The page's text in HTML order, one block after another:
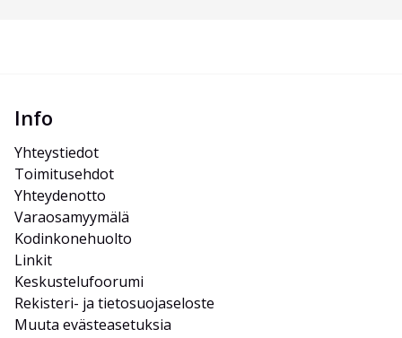
Info
Yhteystiedot
Toimitusehdot
Yhteydenotto
Varaosamyymälä
Kodinkonehuolto
Linkit
Keskustelufoorumi
Rekisteri- ja tietosuojaseloste
Muuta evästeasetuksia